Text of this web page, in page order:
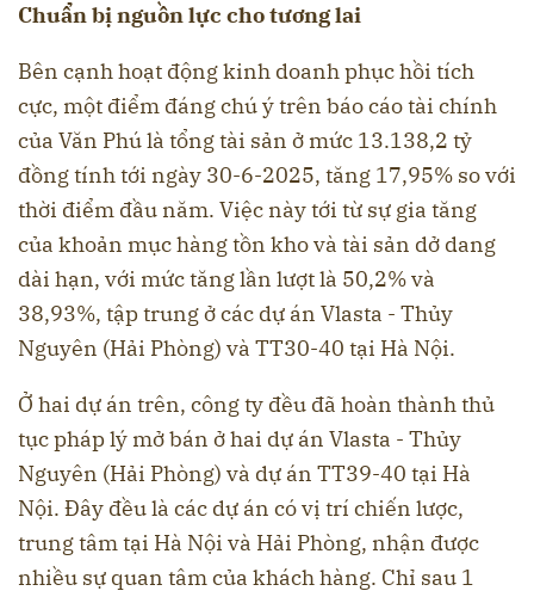
Chuẩn bị nguồn lực cho tương lai
Bên cạnh hoạt động kinh doanh phục hồi tích
cực, một điểm đáng chú ý trên báo cáo tài chính
của Văn Phú là tổng tài sản ở mức 13.138,2 tỷ
đồng tính tới ngày 30-6-2025, tăng 17,95% so với
thời điểm đầu năm. Việc này tới từ sự gia tăng
của khoản mục hàng tồn kho và tài sản dở dang
dài hạn, với mức tăng lần lượt là 50,2% và
38,93%, tập trung ở các dự án Vlasta - Thủy
Nguyên (Hải Phòng) và TT30-40 tại Hà Nội.
Ở hai dự án trên, công ty đều đã hoàn thành thủ
tục pháp lý mở bán ở hai dự án Vlasta - Thủy
Nguyên (Hải Phòng) và dự án TT39-40 tại Hà
Nội. Đây đều là các dự án có vị trí chiến lược,
trung tâm tại Hà Nội và Hải Phòng, nhận được
nhiều sự quan tâm của khách hàng. Chỉ sau 1